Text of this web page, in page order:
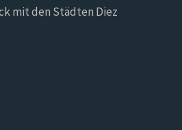
mit den Städten Diez